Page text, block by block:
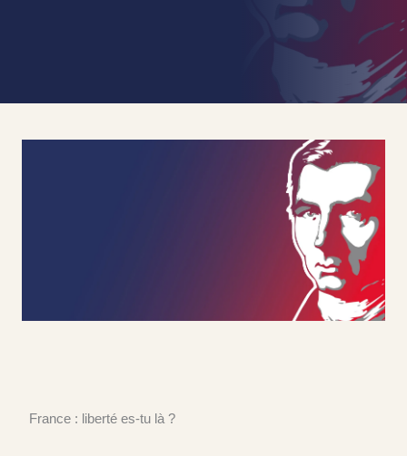
France : liberté es-tu là ?